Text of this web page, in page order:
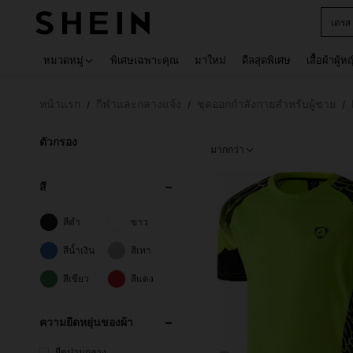
เด็ก
หมวดหมู่ พิเศษเฉพาะคุณ มาใหม่ ดีลสุดพิเศษ เสื้อผ้าผู้ห
/ / /
ตัวกรอง
สี
สีดำ ขาว
สีน้ำเงิน สีเทา
สีเขียว สีแดง
ความยืดหยุ่นของผ้า
มากกว่า